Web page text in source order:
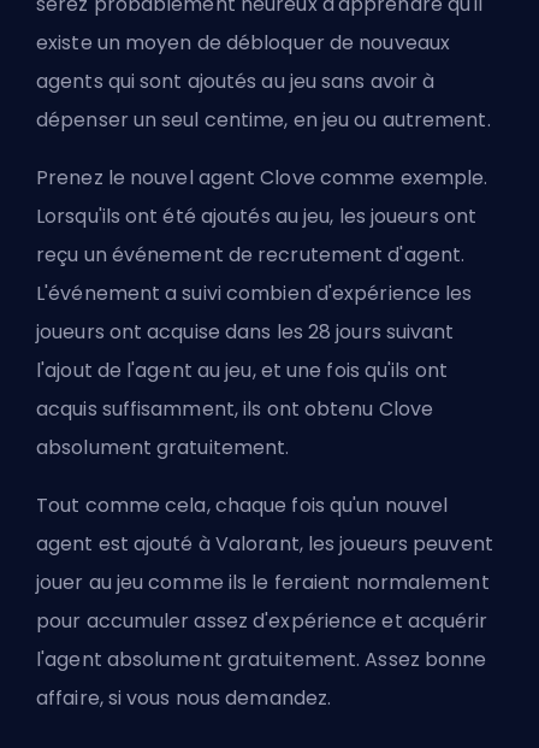
existe un moyen de débloquer de nouveaux
agents qui sont ajoutés au jeu sans avoir à
dépenser un seul centime, en jeu ou autrement.
Prenez le nouvel agent Clove comme exemple.
Lorsqu'ils ont été ajoutés au jeu, les joueurs ont
reçu un événement de recrutement d'agent.
L'événement a suivi combien d'expérience les
joueurs ont acquise dans les 28 jours suivant
l'ajout de l'agent au jeu, et une fois qu'ils ont
acquis suffisamment, ils ont obtenu Clove
absolument gratuitement.
Tout comme cela, chaque fois qu'un nouvel
agent est ajouté à Valorant, les joueurs peuvent
jouer au jeu comme ils le feraient normalement
pour accumuler assez d'expérience et acquérir
l'agent absolument gratuitement. Assez bonne
affaire, si vous nous demandez.